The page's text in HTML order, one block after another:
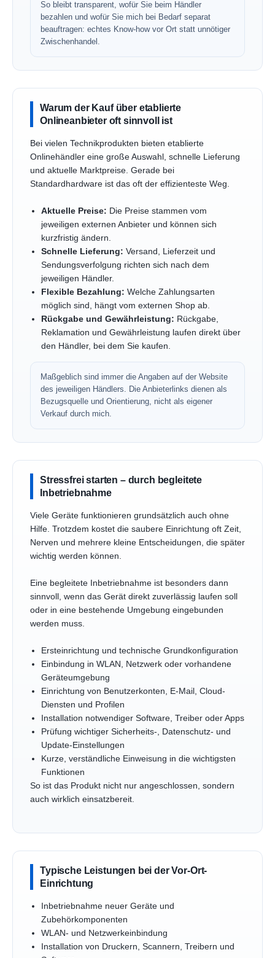
So bleibt transparent, wofür Sie beim Händler
bezahlen und wofür Sie mich bei Bedarf separat
beauftragen: echtes Know-how vor Ort statt unnötiger
Zwischenhandel.
Warum der Kauf über etablierte
Onlineanbieter oft sinnvoll ist
Bei vielen Technikprodukten bieten etablierte
Onlinehändler eine große Auswahl, schnelle Lieferung
und aktuelle Marktpreise. Gerade bei
Standardhardware ist das oft der effizienteste Weg.
Aktuelle Preise: Die Preise stammen vom
jeweiligen externen Anbieter und können sich
kurzfristig ändern.
Schnelle Lieferung: Versand, Lieferzeit und
Sendungsverfolgung richten sich nach dem
jeweiligen Händler.
Flexible Bezahlung: Welche Zahlungsarten
möglich sind, hängt vom externen Shop ab.
Rückgabe und Gewährleistung: Rückgabe,
Reklamation und Gewährleistung laufen direkt über
den Händler, bei dem Sie kaufen.
Maßgeblich sind immer die Angaben auf der Website
des jeweiligen Händlers. Die Anbieterlinks dienen als
Bezugsquelle und Orientierung, nicht als eigener
Verkauf durch mich.
Stressfrei starten – durch begleitete
Inbetriebnahme
Viele Geräte funktionieren grundsätzlich auch ohne
Hilfe. Trotzdem kostet die saubere Einrichtung oft Zeit,
Nerven und mehrere kleine Entscheidungen, die später
wichtig werden können.
Eine begleitete Inbetriebnahme ist besonders dann
sinnvoll, wenn das Gerät direkt zuverlässig laufen soll
oder in eine bestehende Umgebung eingebunden
werden muss.
Ersteinrichtung und technische Grundkonfiguration
Einbindung in WLAN, Netzwerk oder vorhandene
Geräteumgebung
Einrichtung von Benutzerkonten, E-Mail, Cloud-
Diensten und Profilen
Installation notwendiger Software, Treiber oder Apps
Prüfung wichtiger Sicherheits-, Datenschutz- und
Update-Einstellungen
Kurze, verständliche Einweisung in die wichtigsten
Funktionen
So ist das Produkt nicht nur angeschlossen, sondern
auch wirklich einsatzbereit.
Typische Leistungen bei der Vor-Ort-
Einrichtung
Inbetriebnahme neuer Geräte und
Zubehörkomponenten
WLAN- und Netzwerkeinbindung
Installation von Druckern, Scannern, Treibern und